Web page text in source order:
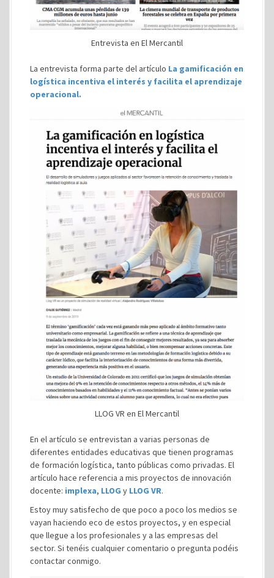
Entrevista en El Mercantil
La entrevista forma parte del artículo La gamificación en
logística incentiva el interés y facilita el aprendizaje
operacional.
LLOG VR en El Mercantil
En el artículo se entrevistan a varias personas de
diferentes entidades educativas que tienen programas
de formación logística, tanto públicas como privadas. El
artículo hace referencia a mis proyectos de innovación
docente: implexa, LLOG y LLOG VR.
Estoy muy satisfecho de que poco a poco los medios se
vayan haciendo eco de estos proyectos, y en especial
que llegue a los profesionales y a las empresas del
sector. Si tenéis cualquier comentario o pregunta podéis
contactar conmigo.